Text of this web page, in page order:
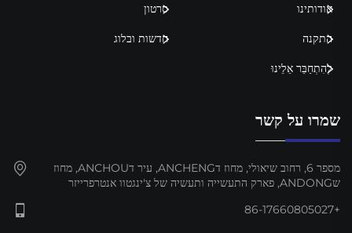
אודותינו סרטון
התקנה חדשות ובלוג
לְהִתְחַבֵּר אֵלֵינוּ
שמרו על קשר
מספר 6, רחוב שיאולי, מחוז דANCHENG, עיר דANCHOU, מחוז
שANDONG, פארק התעשייה ותעשיה של צ'ינגטוו אנטרפרייזר
+86-17660805027